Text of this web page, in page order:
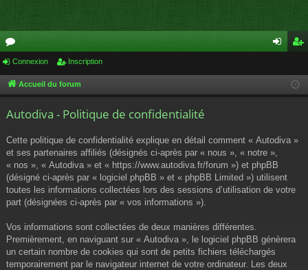
or
u cri
Connexion Inscription
Accueil du forum
Autodiva - Politique de confidentialité
Cette politique de confidentialité explique en détail comment « Autodiva »
et ses partenaires affiliés (désignés ci-après par « nous », « notre »,
« nos », « Autodiva » et « https://www.autodiva.fr/forum ») et phpBB
(désigné ci-après par « logiciel phpBB » et « phpBB Limited ») utilisent
toutes les informations collectées lors des sessions d’utilisation de votre
part (désignées ci-après par « vos informations »).
Vos informations sont collectées de deux manières différentes.
Premièrement, en naviguant sur « Autodiva », le logiciel phpBB génèrera
un certain nombre de cookies qui sont de petits fichiers téléchargés
temporairement par le navigateur internet de votre ordinateur. Les deux